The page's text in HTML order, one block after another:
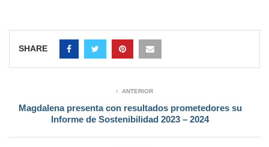
SHARE
ANTERIOR
Magdalena presenta con resultados prometedores su
Informe de Sostenibilidad 2023 – 2024